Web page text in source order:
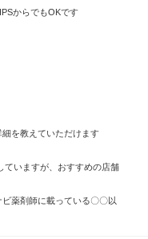
からでもOKです
細を教えていただけます
ていますが、おすすめの店舗
薬剤師に載っている〇〇以